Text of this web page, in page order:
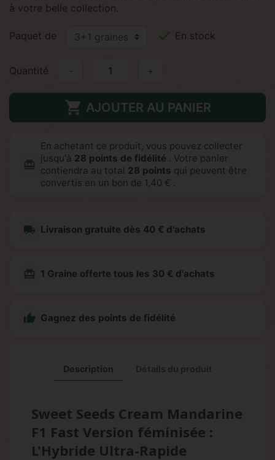
à votre belle collection.
Paquet de  En stock
Quantité +
 AJOUTER AU PANIER
redeem
En achetant ce produit, vous pouvez collecter
jusqu'à 28 points de fidélité . Votre panier
contiendra au total 28 points qui peuvent être
convertis en un bon de 1,40 € .
local_shipping Livraison gratuite dès 40 € d'achats
redeem 1 Graine offerte tous les 30 € d'achats
 Gagnez des points de fidélité
Description
Sweet Seeds Cream Mandarine
F1 Fast Version féminisée :
L'Hybride Ultra-Rapide